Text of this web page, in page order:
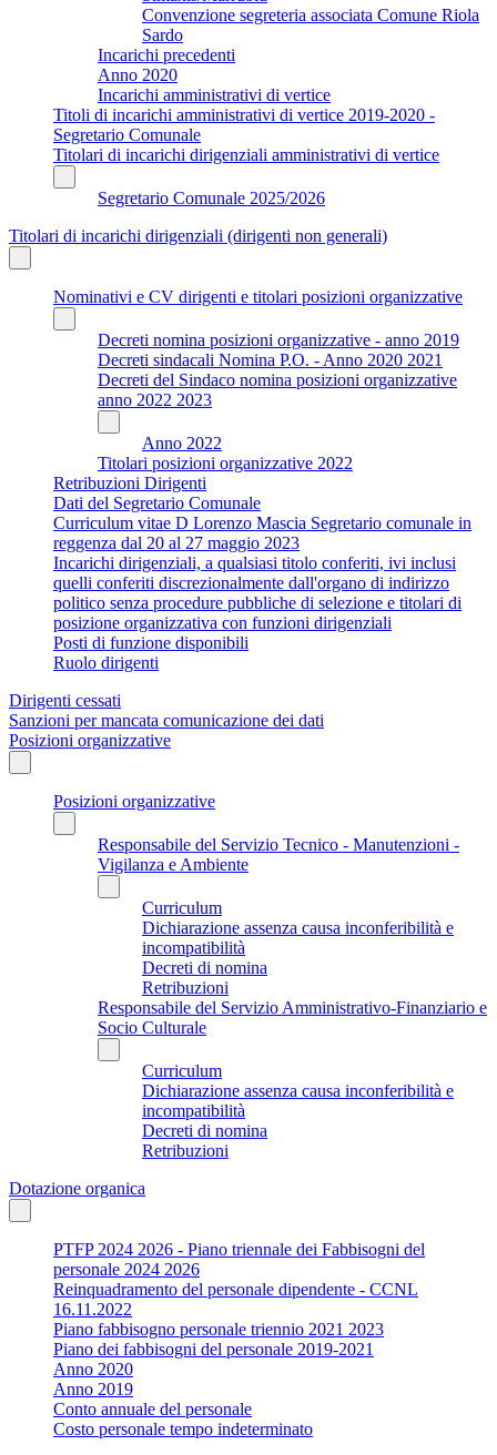
Convenzione segreteria associata Comune Riola
Sardo
Incarichi precedenti
Anno 2020
Incarichi amministrativi di vertice
Titoli di incarichi amministrativi di vertice 2019-2020 -
Segretario Comunale
Titolari di incarichi dirigenziali amministrativi di vertice
Segretario Comunale 2025/2026
Titolari di incarichi dirigenziali (dirigenti non generali)
Nominativi e CV dirigenti e titolari posizioni organizzative
Decreti nomina posizioni organizzative - anno 2019
Decreti sindacali Nomina P.O. - Anno 2020 2021
Decreti del Sindaco nomina posizioni organizzative
anno 2022 2023
Anno 2022
Titolari posizioni organizzative 2022
Retribuzioni Dirigenti
Dati del Segretario Comunale
Curriculum vitae D Lorenzo Mascia Segretario comunale in
reggenza dal 20 al 27 maggio 2023
Incarichi dirigenziali, a qualsiasi titolo conferiti, ivi inclusi
quelli conferiti discrezionalmente dall'organo di indirizzo
politico senza procedure pubbliche di selezione e titolari di
posizione organizzativa con funzioni dirigenziali
Posti di funzione disponibili
Ruolo dirigenti
Dirigenti cessati
Sanzioni per mancata comunicazione dei dati
Posizioni organizzative
Posizioni organizzative
Responsabile del Servizio Tecnico - Manutenzioni -
Vigilanza e Ambiente
Curriculum
Dichiarazione assenza causa inconferibilità e
incompatibilità
Decreti di nomina
Retribuzioni
Responsabile del Servizio Amministrativo-Finanziario e
Socio Culturale
Curriculum
Dichiarazione assenza causa inconferibilità e
incompatibilità
Decreti di nomina
Retribuzioni
Dotazione organica
PTFP 2024 2026 - Piano triennale dei Fabbisogni del
personale 2024 2026
Reinquadramento del personale dipendente - CCNL
16.11.2022
Piano fabbisogno personale triennio 2021 2023
Piano dei fabbisogni del personale 2019-2021
Anno 2020
Anno 2019
Conto annuale del personale
Costo personale tempo indeterminato